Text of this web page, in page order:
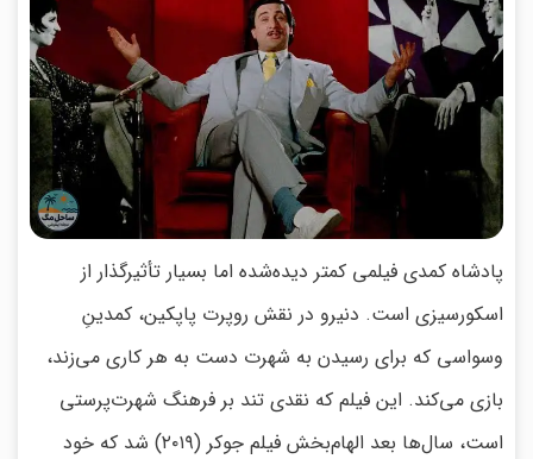
پادشاه کمدی فیلمی کمتر دیده‌شده اما بسیار تأثیرگذار از
اسکورسیزی است. دنیرو در نقش روپرت پاپکین، کمدینِ
وسواسی که برای رسیدن به شهرت دست به هر کاری می‌زند،
بازی می‌کند. این فیلم که نقدی تند بر فرهنگ شهرت‌پرستی
است، سال‌ها بعد الهام‌بخش فیلم جوکر (۲۰۱۹) شد که خود